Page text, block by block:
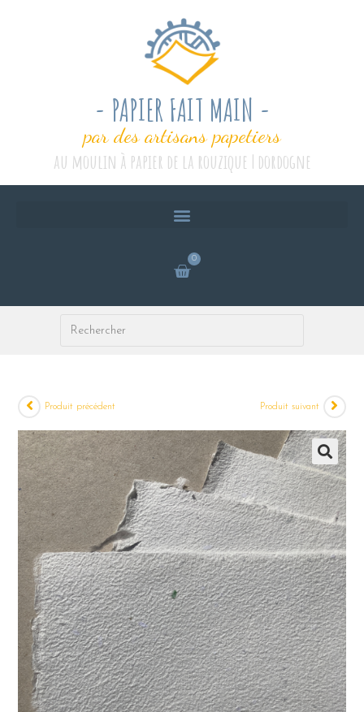
- PAPIER FAIT MAIN -
par des artisans papetiers
au moulin à papier de la rouzique | dordogne
0
Produit précédent Produit suivant
🔍